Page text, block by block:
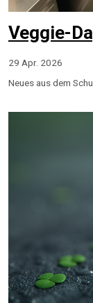
Veggie-
29 Apr. 2026
Neues aus dem